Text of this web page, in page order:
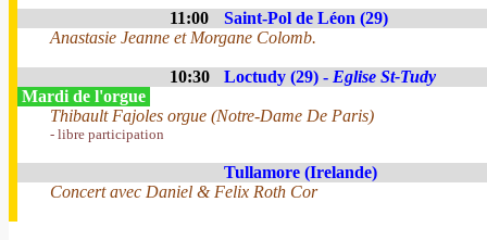
11:00
Saint-Pol de Léon (29)
Anastasie Jeanne et Morgane Colomb.
10:30 Loctudy (29) - Eglise St-Tudy
Mardi de l'orgue
Thibault Fajoles orgue (Notre-Dame De Paris)
- libre participation
Tullamore (Irelande)
Concert avec Daniel & Felix Roth Cor